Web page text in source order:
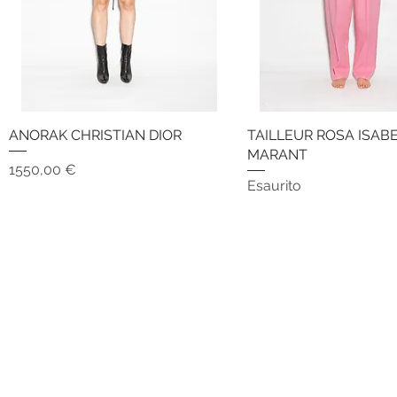
Vista rapida
ANORAK CHRISTIAN DIOR
Prezzo
1550,00 €
Vista rapida
TAILLEUR ROSA
MARANT
Esaurito